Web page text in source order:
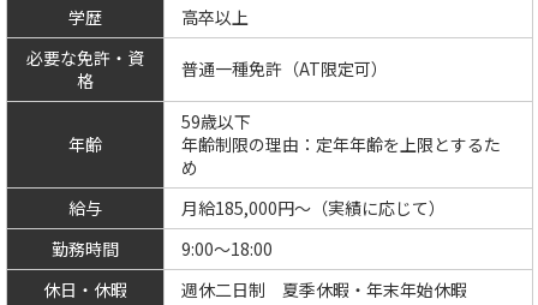
学歴
高卒以上
必要な免許・資
格
普通一種免許（AT限定可）
年齢
59歳以下
年齢制限の理由：定年年齢を上限とするた
め
給与
月給185,000円〜（実績に応じて）
勤務時間
9:00～18:00
休日・休暇
週休二日制 夏季休暇・年末年始休暇